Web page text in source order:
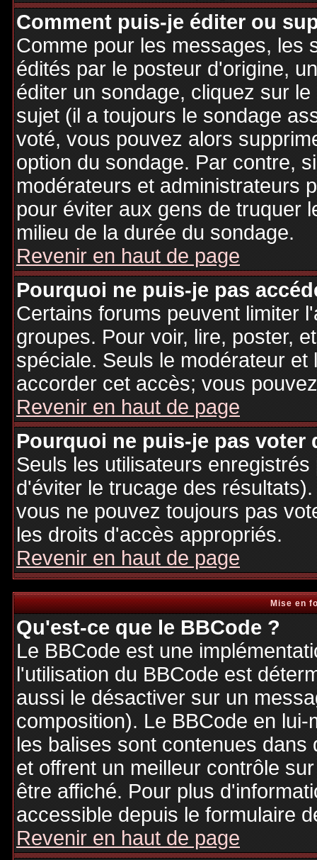
Comment puis-je éditer ou
Comme pour les messages, les
édités par le posteur d'origine,
éditer un sondage, cliquez sur
sujet (il a toujours le sondage
voté, vous pouvez alors
option du sondage. Par contre,
modérateurs et administrateurs
pour éviter aux gens de truquer
milieu de la durée du sondage.
Revenir en haut de page
Pourquoi ne puis-je pas
Certains forums peuvent limiter
groupes. Pour voir, lire, poster,
spéciale. Seuls le modérateur
accorder cet accès; vous
Revenir en haut de page
Pourquoi ne puis-je pas voter
Seuls les utilisateurs
d'éviter le trucage des
vous ne pouvez toujours pas
les droits d'accès appropriés.
Revenir en haut de page
Mise en
Qu'est-ce que le BBCode ?
Le BBCode est une
l'utilisation du BBCode est
aussi le désactiver sur un
composition). Le BBCode en
les balises sont contenues
et offrent un meilleur contrôle
être affiché. Pour plus
accessible depuis le formulaire
Revenir en haut de page